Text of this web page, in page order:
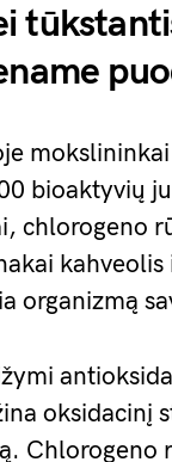
bioaktyvių
chlorogeno
kahveolis
organizmą
oksidacinį
Chlorogeno